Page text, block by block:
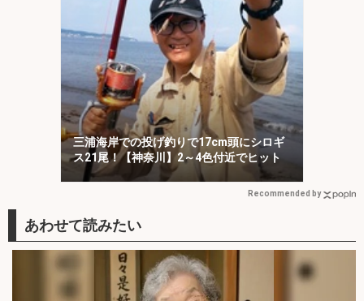
三浦海岸での投げ釣りで17cm頭にシロギ
ス21尾！【神奈川】2～4色付近でヒット
Recommended by